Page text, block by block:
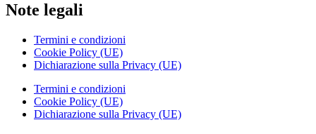
Note legali
Termini e condizioni
Cookie Policy (UE)
Dichiarazione sulla Privacy (UE)
Termini e condizioni
Cookie Policy (UE)
Dichiarazione sulla Privacy (UE)